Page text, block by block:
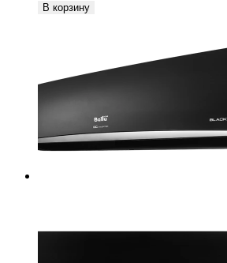
В корзину